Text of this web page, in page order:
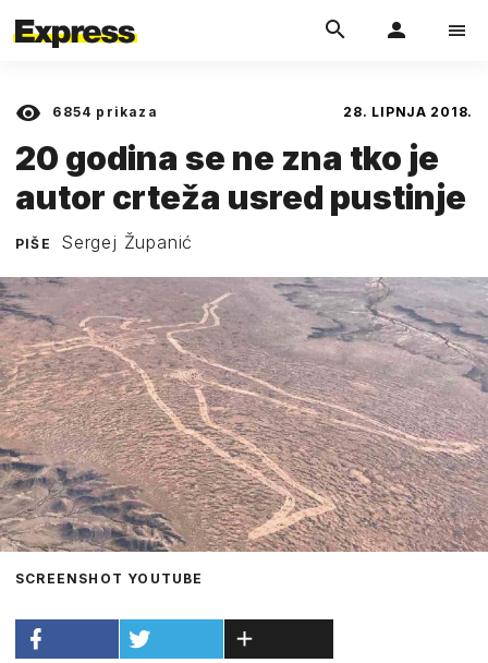
6854 prikaza 28. LIPNJA 2018.
20 godina se ne zna tko je
autor crteža usred pustinje
PIŠE Sergej Županić
SCREENSHOT YOUTUBE